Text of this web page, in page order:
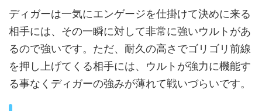
ディガーは一気にエンゲージを仕掛けて決めに来る
相手には、その一瞬に対して非常に強いウルトがあ
るので強いです。ただ、耐久の高さでゴリゴリ前線
を押し上げてくる相手には、ウルトが強力に機能す
る事なくディガーの強みが薄れて戦いづらいです。